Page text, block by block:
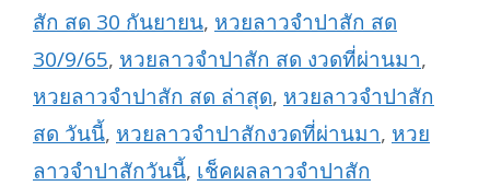
สัก สด 30 กันยายน, หวยลาวจำปาสัก สด
30/9/65, หวยลาวจำปาสัก สด งวดที่ผ่านมา,
หวยลาวจำปาสัก สด ล่าสุด, หวยลาวจำปาสัก
สด วันนี้, หวยลาวจำปาสักงวดที่ผ่านมา, หวย
ลาวจำปาสักวันนี้, เช็คผลลาวจำปาสัก